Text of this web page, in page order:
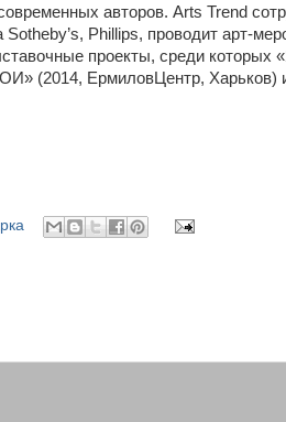
авторов. Arts Trend
Phillips, проводит арт-
проекты, среди которых
(2014, ЕрмиловЦентр, Харьков)